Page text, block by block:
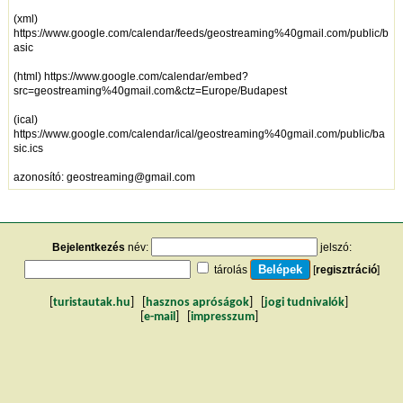
(xml)
https://www.google.com/calendar/feeds/geostreaming%40gmail.com/public/b
asic
(html) https://www.google.com/calendar/embed?
src=geostreaming%40gmail.com&ctz=Europe/Budapest
(ical)
https://www.google.com/calendar/ical/geostreaming%40gmail.com/public/ba
sic.ics
azonosító: geostreaming@gmail.com
Bejelentkezés név:
jelszó:
tárolás
[regisztráció]
turistautak.hu hasznos apróságok jogi tudnivalók
e-mail impresszum]